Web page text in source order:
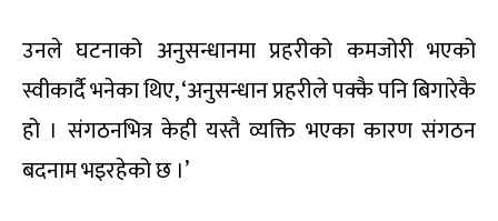
उनले घटनाको अनुसन्धानमा प्रहरीको कमजोरी भएको
स्वीकार्दै भनेका थिए, ‘अनुसन्धान प्रहरीले पक्कै पनि बिगारेकै
हो । संगठनभित्र केही यस्तै व्यक्ति भएका कारण संगठन
बदनाम भइरहेको छ ।’